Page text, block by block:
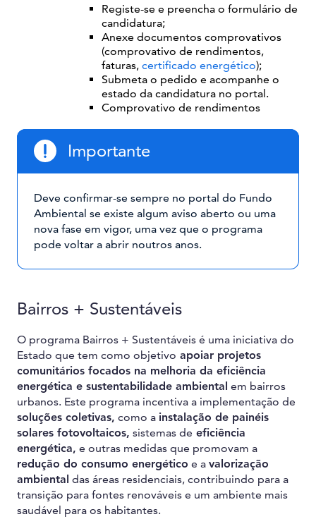
Registe-se e preencha o formulário de
candidatura;
Anexe documentos comprovativos
(comprovativo de rendimentos,
faturas, certificado energético);
Submeta o pedido e acompanhe o
estado da candidatura no portal.
Comprovativo de rendimentos
Importante
Deve confirmar-se sempre no portal do Fundo
Ambiental se existe algum aviso aberto ou uma
nova fase em vigor, uma vez que o programa
pode voltar a abrir noutros anos.
Bairros + Sustentáveis
O programa Bairros + Sustentáveis é uma iniciativa do
Estado que tem como objetivo apoiar projetos
comunitários focados na melhoria da eficiência
energética e sustentabilidade ambiental em bairros
urbanos. Este programa incentiva a implementação de
soluções coletivas, como a instalação de painéis
solares fotovoltaicos, sistemas de eficiência
energética, e outras medidas que promovam a
redução do consumo energético e a valorização
ambiental das áreas residenciais, contribuindo para a
transição para fontes renováveis e um ambiente mais
saudável para os habitantes.